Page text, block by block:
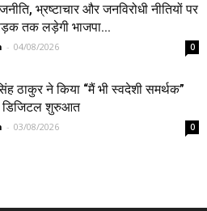
भ्रष्टाचार और जनविरोधी नीतियों पर
तक लड़ेगी भाजपा...
- 04/08/2026 0
ठाकुर ने किया “मैं भी स्वदेशी समर्थक”
डिजिटल शुरुआत
- 03/08/2026 0